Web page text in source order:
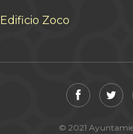
Edificio Zoco
© 2021